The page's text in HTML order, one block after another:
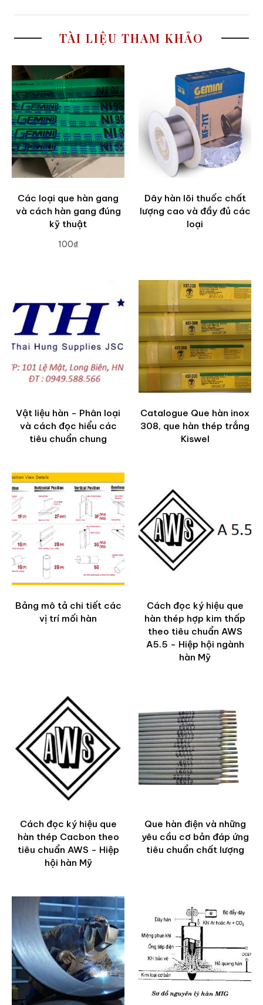
TÀI LIỆU THAM KHẢO
Các loại que hàn gang
và cách hàn gang đúng
kỹ thuật
100₫
Dây hàn lõi thuốc chất
lượng cao và đầy đủ các
loại
Vật liệu hàn - Phân loại
và cách đọc hiểu các
tiêu chuẩn chung
Catalogue Que hàn inox
308, que hàn thép trắng
Kiswel
Bảng mô tả chi tiết các
vị trí mối hàn
Cách đọc ký hiệu que
hàn thép hợp kim thấp
theo tiêu chuẩn AWS
A5.5 - Hiệp hội ngành
hàn Mỹ
Cách đọc ký hiệu que
hàn thép Cacbon theo
tiêu chuẩn AWS - Hiệp
hội hàn Mỹ
Que hàn điện và những
yêu cầu cơ bản đáp ứng
tiêu chuẩn chất lượng